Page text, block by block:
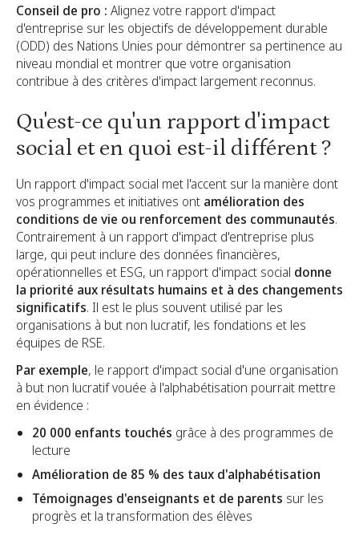
Conseil de pro : Alignez votre rapport d'impact
d'entreprise sur les objectifs de développement durable
(ODD) des Nations Unies pour démontrer sa pertinence au
niveau mondial et montrer que votre organisation
contribue à des critères d'impact largement reconnus.
Qu'est-ce qu'un rapport d'impact
social et en quoi est-il différent ?
Un rapport d'impact social met l'accent sur la manière dont
vos programmes et initiatives ont amélioration des
conditions de vie ou renforcement des communautés.
Contrairement à un rapport d'impact d'entreprise plus
large, qui peut inclure des données financières,
opérationnelles et ESG, un rapport d'impact social donne
la priorité aux résultats humains et à des changements
significatifs. Il est le plus souvent utilisé par les
organisations à but non lucratif, les fondations et les
équipes de RSE.
Par exemple, le rapport d'impact social d'une organisation
à but non lucratif vouée à l'alphabétisation pourrait mettre
en évidence :
20 000 enfants touchés grâce à des programmes de
lecture
Amélioration de 85 % des taux d'alphabétisation
Témoignages d'enseignants et de parents sur les
progrès et la transformation des élèves